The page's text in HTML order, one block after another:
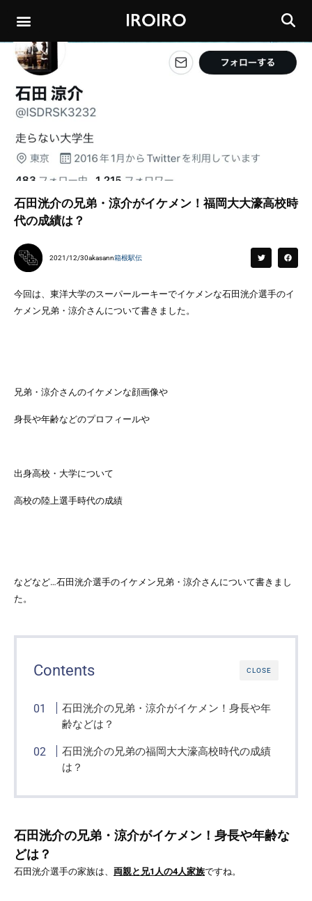
石田洸介の兄弟・涼介がイケメン！福岡大大濠高校時
代の成績は？
2021/12/30akasann箱根駅伝
今回は、東洋大学のスーパールーキーでイケメンな石田洸介選手のイ
ケメン兄弟・涼介さんについて書きました。
兄弟・涼介さんのイケメンな顔画像や
身長や年齢などのプロフィールや
出身高校・大学について
高校の陸上選手時代の成績
などなど…石田洸介選手のイケメン兄弟・涼介さんについて書きまし
た。
CLOSE
Contents
石田洸介の兄弟・涼介がイケメン！身長や年
齢などは？
石田洸介の兄弟の福岡大大濠高校時代の成績
は？
石田洸介の兄弟・涼介がイケメン！身長や年齢な
どは？
石田洸介選手の家族は、 両親と兄1人の4人家族ですね。